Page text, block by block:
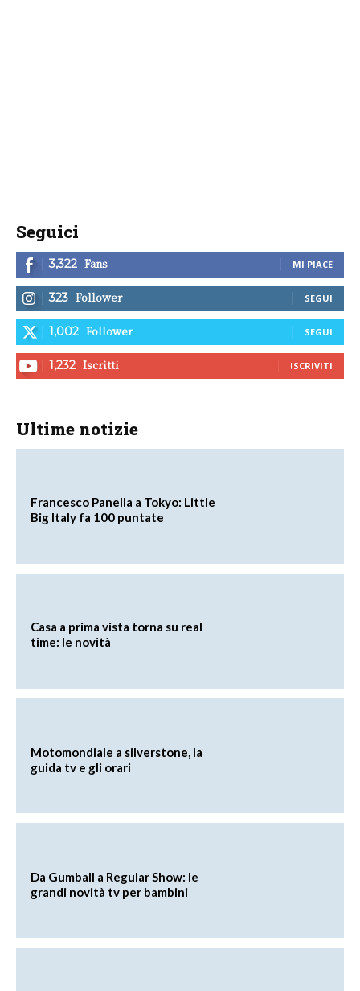
Seguici
3,322 Fans MI PIACE
323 Follower SEGUI
1,002 Follower SEGUI
1,232 Iscritti ISCRIVITI
Ultime notizie
Francesco Panella a Tokyo: Little
Big Italy fa 100 puntate
Casa a prima vista torna su real
time: le novità
Motomondiale a silverstone, la
guida tv e gli orari
Da Gumball a Regular Show: le
grandi novità tv per bambini